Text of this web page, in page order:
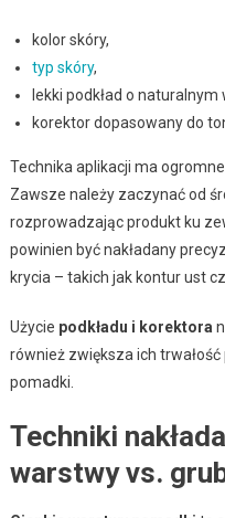
kolor skóry,
typ skóry,
lekki podkład o naturalnym
korektor dopasowany do
Technika aplikacji ma
Zawsze należy zaczynać od
rozprowadzając produkt ku
powinien być nakładany
krycia – takich jak kontur ust
Użycie podkładu i korektora
również zwiększa ich
pomadki.
Techniki
warstwy vs.